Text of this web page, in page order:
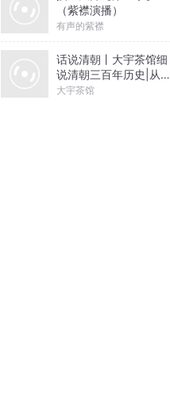
（紫襟演播）
有声的紫襟
话说清朝丨大宇茶馆细
说清朝三百年历史|从努
尔哈赤到末代皇帝溥仪|
大宇茶馆